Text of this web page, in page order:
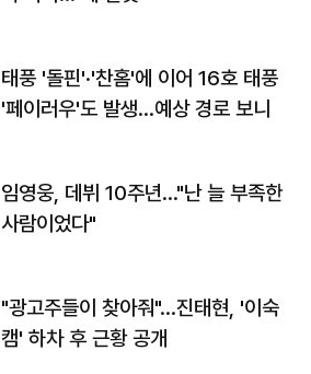
태풍 '돌핀'·'찬홈'에 이어 16호 태풍
'페이러우'도 발생…예상 경로 보니
임영웅, 데뷔 10주년…"난 늘 부족한
사람이었다"
"광고주들이 찾아줘"…진태현, '이숙
캠' 하차 후 근황 공개